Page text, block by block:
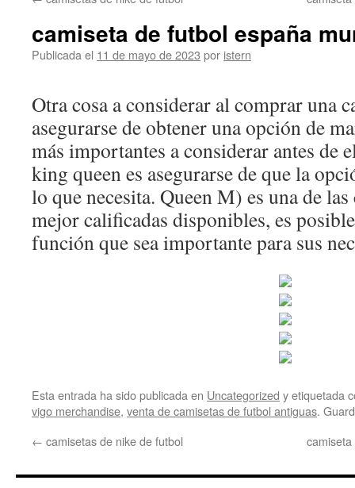
camiseta de futbol españa
Publicada el 11 de mayo de 2023 por istern
Otra cosa a considerar al comprar una
asegurarse de obtener una opción de
más importantes a considerar antes de
king queen es asegurarse de que la
lo que necesita. Queen M) es una de
mejor calificadas disponibles, es
función que sea importante para sus
Esta entrada ha sido publicada en Uncategorized y etiquetada
vigo merchandise, venta de camisetas de futbol antiguas.
← camisetas de nike de futbol